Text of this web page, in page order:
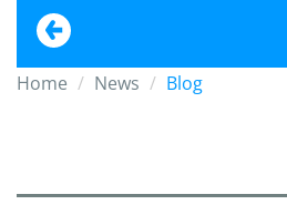
Home News Blog